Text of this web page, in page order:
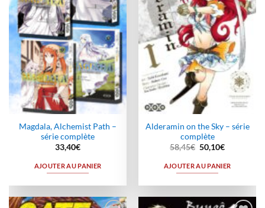
Magdala, Alchemist Path –
série complète
33,40€
AJOUTER AU PANIER
Alderamin on the Sky – série
complète
58,45€ Le
prix
initial
était :
50,10€Le
actuel
est :
AJOUTER AU PANIER